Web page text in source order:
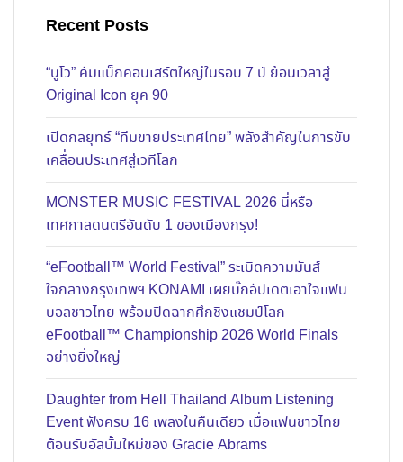
Recent Posts
“นูโว” คัมแบ็กคอนเสิร์ตใหญ่ในรอบ 7 ปี ย้อนเวลาสู่
Original Icon ยุค 90
เปิดกลยุทธ์ “ทีมขายประเทศไทย” พลังสำคัญในการขับ
เคลื่อนประเทศสู่เวทีโลก
MONSTER MUSIC FESTIVAL 2026 นี่หรือ
เทศกาลดนตรีอันดับ 1 ของเมืองกรุง!
“eFootball™ World Festival” ระเบิดความมันส์
ใจกลางกรุงเทพฯ KONAMI เผยบิ๊กอัปเดตเอาใจแฟน
บอลชาวไทย พร้อมปิดฉากศึกชิงแชมป์โลก
eFootball™ Championship 2026 World Finals
อย่างยิ่งใหญ่
Daughter from Hell Thailand Album Listening
Event ฟังครบ 16 เพลงในคืนเดียว เมื่อแฟนชาวไทย
ต้อนรับอัลบั้มใหม่ของ Gracie Abrams